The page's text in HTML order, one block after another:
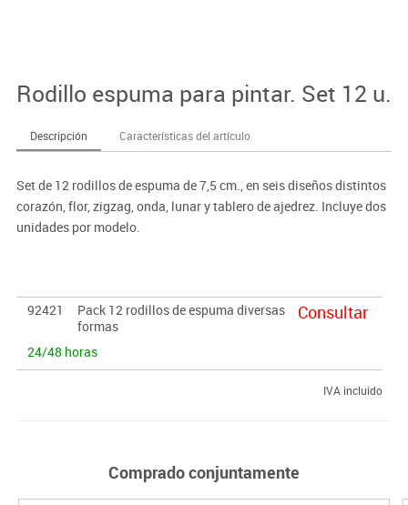
Rodillo espuma para pintar. Set 12 u.
Descripción Características del artículo
Set de 12 rodillos de espuma de 7,5 cm., en seis diseños distintos
corazón, flor, zigzag, onda, lunar y tablero de ajedrez. Incluye dos
unidades por modelo.
92421
Pack 12 rodillos de espuma diversas
formas
24/48 horas
Consultar
IVA incluido
Comprado conjuntamente